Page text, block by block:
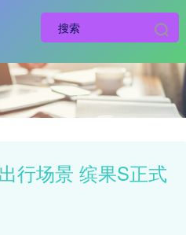
行场景 缤果S正式